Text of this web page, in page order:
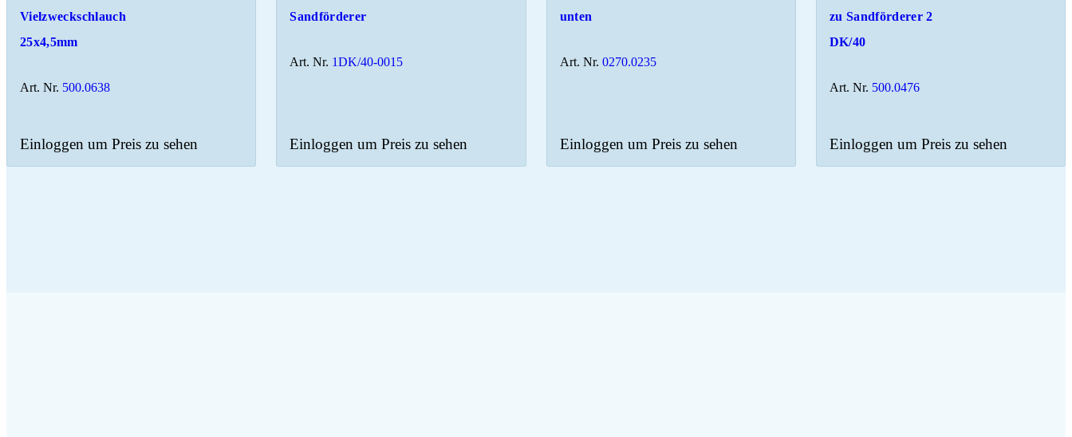
Vielzweckschlauch
25x4,5mm
Art. Nr. 500.0638
Einloggen um Preis zu sehen
Sandförderer
Art. Nr. 1DK/40-0015
Einloggen um Preis zu sehen
unten
Art. Nr. 0270.0235
Einloggen um Preis zu sehen
zu Sandförderer 2
DK/40
Art. Nr. 500.0476
Einloggen um Preis zu sehen